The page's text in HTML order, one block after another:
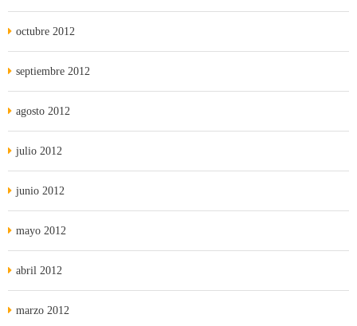
octubre 2012
septiembre 2012
agosto 2012
julio 2012
junio 2012
mayo 2012
abril 2012
marzo 2012